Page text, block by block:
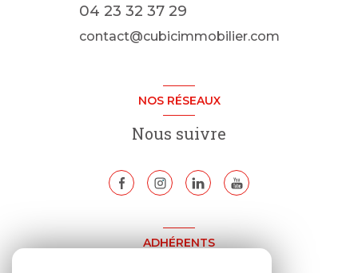
04 23 32 37 29
contact@cubicimmobilier.com
NOS RÉSEAUX
Nous suivre
ADHÉRENTS